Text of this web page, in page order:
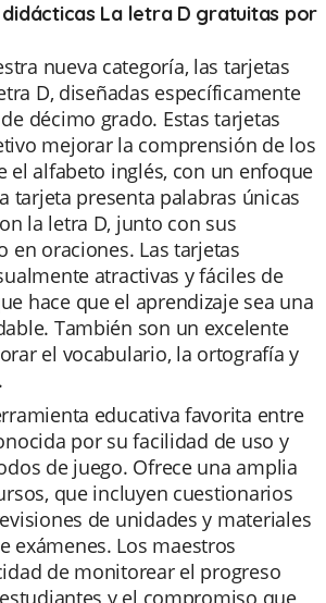
La letra D gratuitas por
nueva categoría, las tarjetas
D, diseñadas específicamente
décimo grado. Estas tarjetas
mejorar la comprensión de los
el alfabeto inglés, con un enfoque
tarjeta presenta palabras únicas
la letra D, junto con sus
en oraciones. Las tarjetas
atractivas y fáciles de
hace que el aprendizaje sea una
También son un excelente
el vocabulario, la ortografía y
educativa favorita entre
por su facilidad de uso y
de juego. Ofrece una amplia
que incluyen cuestionarios
de unidades y materiales
exámenes. Los maestros
de monitorear el progreso
y el compromiso que